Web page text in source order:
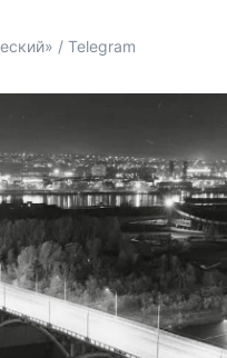
/ Telegram